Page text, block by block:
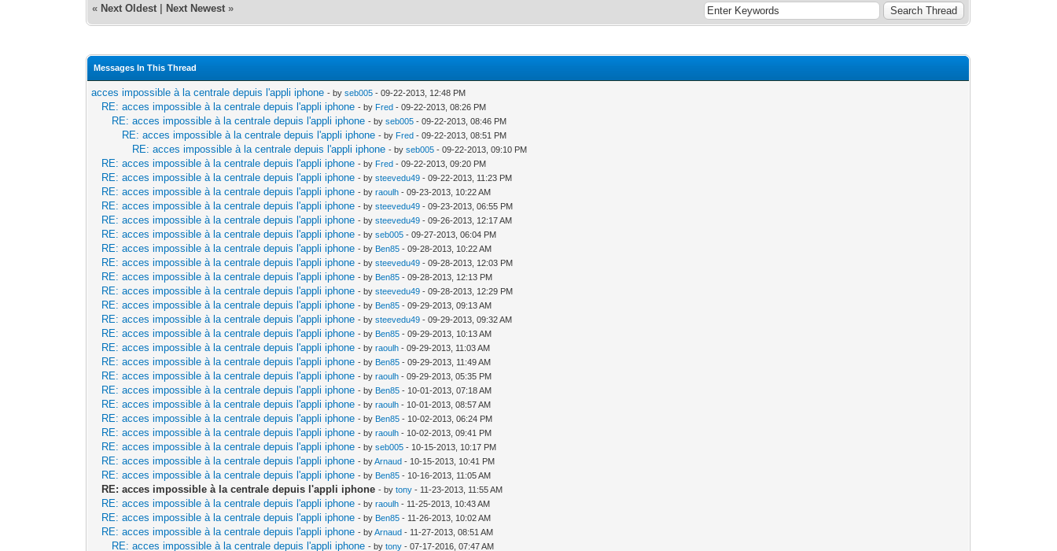
« Next Oldest Next Newest »
Messages In This Thread
acces impossible à la centrale depuis l'appli iphone - byseb005 - 09-22-2013, 12:48 PM
RE: acces impossible à la centrale depuis l'appli iphone - by Fred - 09-22-2013, 08:26 PM
RE: acces impossible à la centrale depuis l'appli iphone - byseb005 - 09-22-2013, 08:46 PM
RE: acces impossible à la centrale depuis l'appli iphone - by Fred - 09-22-2013, 08:51 PM
RE: acces impossible à la centrale depuis l'appli iphone - byseb005 - 09-22-2013, 09:10 PM
RE: acces impossible à la centrale depuis l'appli iphone - by Fred - 09-22-2013, 09:20 PM
RE: acces impossible à la centrale depuis l'appli iphone - bysteevedu49 - 09-22-2013, 11:23 PM
RE: acces impossible à la centrale depuis l'appli iphone - byraoulh - 09-23-2013, 10:22 AM
RE: acces impossible à la centrale depuis l'appli iphone - bysteevedu49 - 09-23-2013, 06:55 PM
RE: acces impossible à la centrale depuis l'appli iphone - bysteevedu49 - 09-26-2013, 12:17 AM
RE: acces impossible à la centrale depuis l'appli iphone - byseb005 - 09-27-2013, 06:04 PM
RE: acces impossible à la centrale depuis l'appli iphone - by Ben85 - 09-28-2013, 10:22 AM
RE: acces impossible à la centrale depuis l'appli iphone - bysteevedu49 - 09-28-2013, 12:03 PM
RE: acces impossible à la centrale depuis l'appli iphone - by Ben85 - 09-28-2013, 12:13 PM
RE: acces impossible à la centrale depuis l'appli iphone - bysteevedu49 - 09-28-2013, 12:29 PM
RE: acces impossible à la centrale depuis l'appli iphone - by Ben85 - 09-29-2013, 09:13 AM
RE: acces impossible à la centrale depuis l'appli iphone - bysteevedu49 - 09-29-2013, 09:32 AM
RE: acces impossible à la centrale depuis l'appli iphone - by Ben85 - 09-29-2013, 10:13 AM
RE: acces impossible à la centrale depuis l'appli iphone - byraoulh - 09-29-2013, 11:03 AM
RE: acces impossible à la centrale depuis l'appli iphone - by Ben85 - 09-29-2013, 11:49 AM
RE: acces impossible à la centrale depuis l'appli iphone - byraoulh - 09-29-2013, 05:35 PM
RE: acces impossible à la centrale depuis l'appli iphone - by Ben85 - 10-01-2013, 07:18 AM
RE: acces impossible à la centrale depuis l'appli iphone - byraoulh - 10-01-2013, 08:57 AM
RE: acces impossible à la centrale depuis l'appli iphone - by Ben85 - 10-02-2013, 06:24 PM
RE: acces impossible à la centrale depuis l'appli iphone - byraoulh - 10-02-2013, 09:41 PM
RE: acces impossible à la centrale depuis l'appli iphone - byseb005 - 10-15-2013, 10:17 PM
RE: acces impossible à la centrale depuis l'appli iphone - byArnaud - 10-15-2013, 10:41 PM
RE: acces impossible à la centrale depuis l'appli iphone - by Ben85 - 10-16-2013, 11:05 AM
RE: acces impossible à la centrale depuis l'appli iphone - bytony - 11-23-2013, 11:55 AM
RE: acces impossible à la centrale depuis l'appli iphone - byraoulh - 11-25-2013, 10:43 AM
RE: acces impossible à la centrale depuis l'appli iphone - by Ben85 - 11-26-2013, 10:02 AM
RE: acces impossible à la centrale depuis l'appli iphone - byArnaud - 11-27-2013, 08:51 AM
RE: acces impossible à la centrale depuis l'appli iphone - bytony - 07-17-2016, 07:47 AM